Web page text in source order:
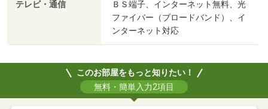
テレビ・通信
ＢＳ端子、インターネット無料、光
ファイバー（ブロードバンド）、イ
ンターネット対応
このお部屋をもっと知りたい！
無料・簡単入力2項目